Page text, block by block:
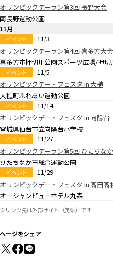
オリンピックデーラン第3回 長野大会
南長野運動公園
11月
イベント
11/3
オリンピックデーラン第4回 喜多方大会
喜多方市押切川公園スポーツ広場/押切
イベント
11/5
オリンピックデー・フェスタ in 大槌
大槌町ふれあい運動公園
イベント
11/14
オリンピックデー・フェスタ in 向陽台
宮城県仙台市立向陽台小学校
イベント
11/27
オリンピックデーラン第5回 ひたちな
ひたちなか市総合運動公園
イベント
11/29
オリンピックデー・フェスタ in 高田高
オーシャンビューホテル丸森
※リンク先は外部サイト（英語）です
ページをシェア